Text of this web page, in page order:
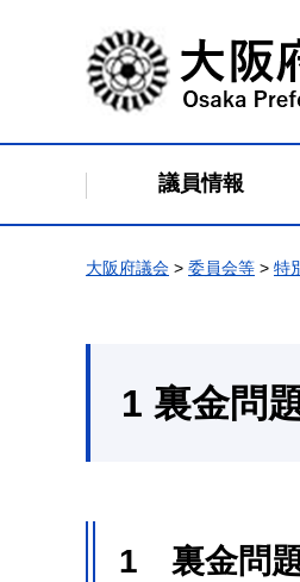
大阪府議会
議員情報
大阪府議会 > 委員会等 > 特
1 裏金問
1 裏金問